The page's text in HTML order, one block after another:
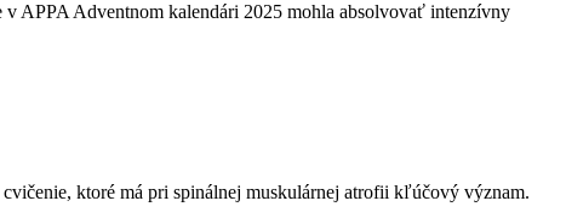
APPA Adventnom kalendári 2025 mohla absolvovať intenzívny
ktoré má pri spinálnej muskulárnej atrofii kľúčový význam.